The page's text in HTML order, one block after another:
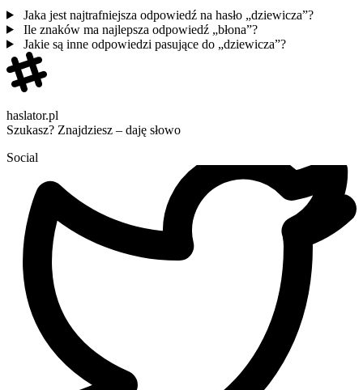
Jaka jest najtrafniejsza odpowiedź na hasło „dziewicza”?
Ile znaków ma najlepsza odpowiedź „błona”?
Jakie są inne odpowiedzi pasujące do „dziewicza”?
haslator.pl
Szukasz? Znajdziesz – daję słowo
Social